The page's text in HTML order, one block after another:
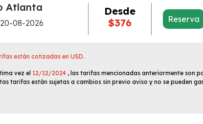
Atlanta
08-2026
Desde
$376
Reserva
están cotizadas en USD.
vez el 12/12/2024 , las tarifas mencionadas anteriormente son
tarifas están sujetas a cambios sin previo aviso y no se pueden